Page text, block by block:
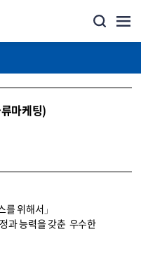
마케팅)
를 위해서」
과 능력을 갖춘 우수한